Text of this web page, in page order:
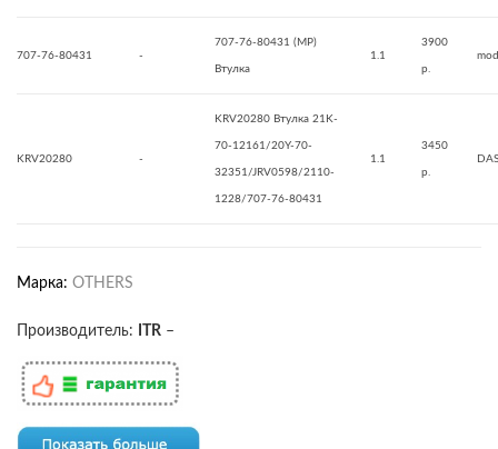
707-76-80431 -
707-76-80431 (MP)
Втулка
1.1
3900
р.
KRV20280 -
KRV20280 Втулка 21K-
70-12161/20Y-70-
32351/JRV0598/2110-
1228/707-76-80431
1.1
3450
р.
Марка: OTHERS
Производитель: ITR –